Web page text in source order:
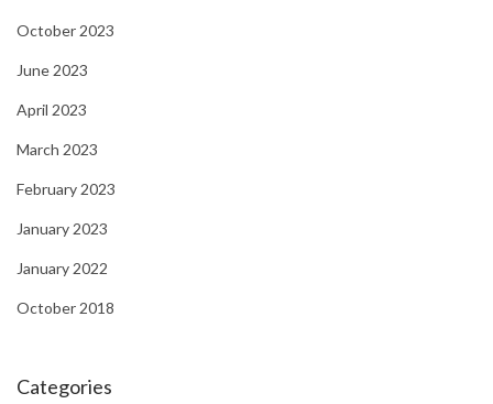
October 2023
June 2023
April 2023
March 2023
February 2023
January 2023
January 2022
October 2018
Categories